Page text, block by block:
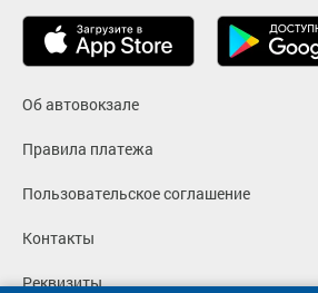
Об автовокзале
Правила платежа
Пользовательское соглашение
Контакты
Реквизиты